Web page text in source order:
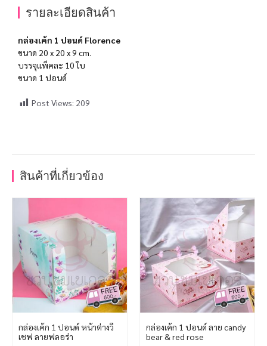
รายละเอียดสินค้า
กล่องเค้ก 1 ปอนด์ Florence
ขนาด 20 x 20 x 9 cm.
บรรจุแพ็คละ 10 ใบ
ขนาด 1 ปอนด์
Post Views: 209
สินค้าที่เกี่ยวข้อง
กล่องเค้ก 1 ปอนด์ หน้าต่างวี
เชฟ ลายฟลอร่า
กล่องเค้ก 1 ปอนด์ ลาย candy
bear & red rose